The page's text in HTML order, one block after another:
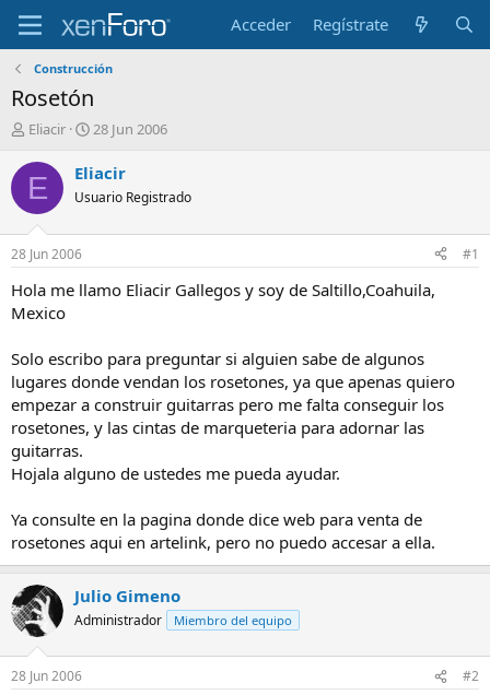
Acceder Regístrate
Construcción
Rosetón
I
i
c
a
d
o
r
e
t
e
m
a
Eliacir
F
c
a
i
n
o
28 Jun 2006
E Eliacir
Usuario Registrado
28 Jun 2006 #1
Hola me llamo Eliacir Gallegos y soy de Saltillo,Coahuila,
Mexico
Solo escribo para preguntar si alguien sabe de algunos
lugares donde vendan los rosetones, ya que apenas quiero
empezar a construir guitarras pero me falta conseguir los
rosetones, y las cintas de marqueteria para adornar las
guitarras.
Hojala alguno de ustedes me pueda ayudar.
Ya consulte en la pagina donde dice web para venta de
rosetones aqui en artelink, pero no puedo accesar a ella.
Julio Gimeno
Administrador Miembro del equipo
28 Jun 2006 #2